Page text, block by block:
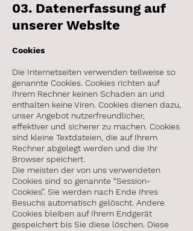
03. Datenerfassung auf
unserer Website
Cookies
Die Internetseiten verwenden teilweise so
genannte Cookies. Cookies richten auf
Ihrem Rechner keinen Schaden an und
enthalten keine Viren. Cookies dienen dazu,
unser Angebot nutzerfreundlicher,
effektiver und sicherer zu machen. Cookies
sind kleine Textdateien, die auf Ihrem
Rechner abgelegt werden und die Ihr
Browser speichert.
Die meisten der von uns verwendeten
Cookies sind so genannte “Session-
Cookies”. Sie werden nach Ende Ihres
Besuchs automatisch gelöscht. Andere
Cookies bleiben auf Ihrem Endgerät
gespeichert bis Sie diese löschen. Diese